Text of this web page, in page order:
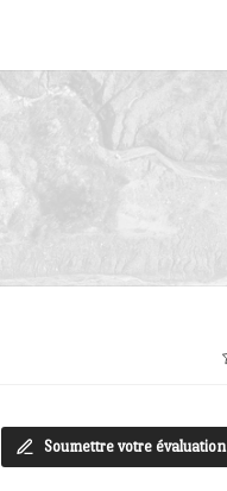
Soumettre votre évaluation